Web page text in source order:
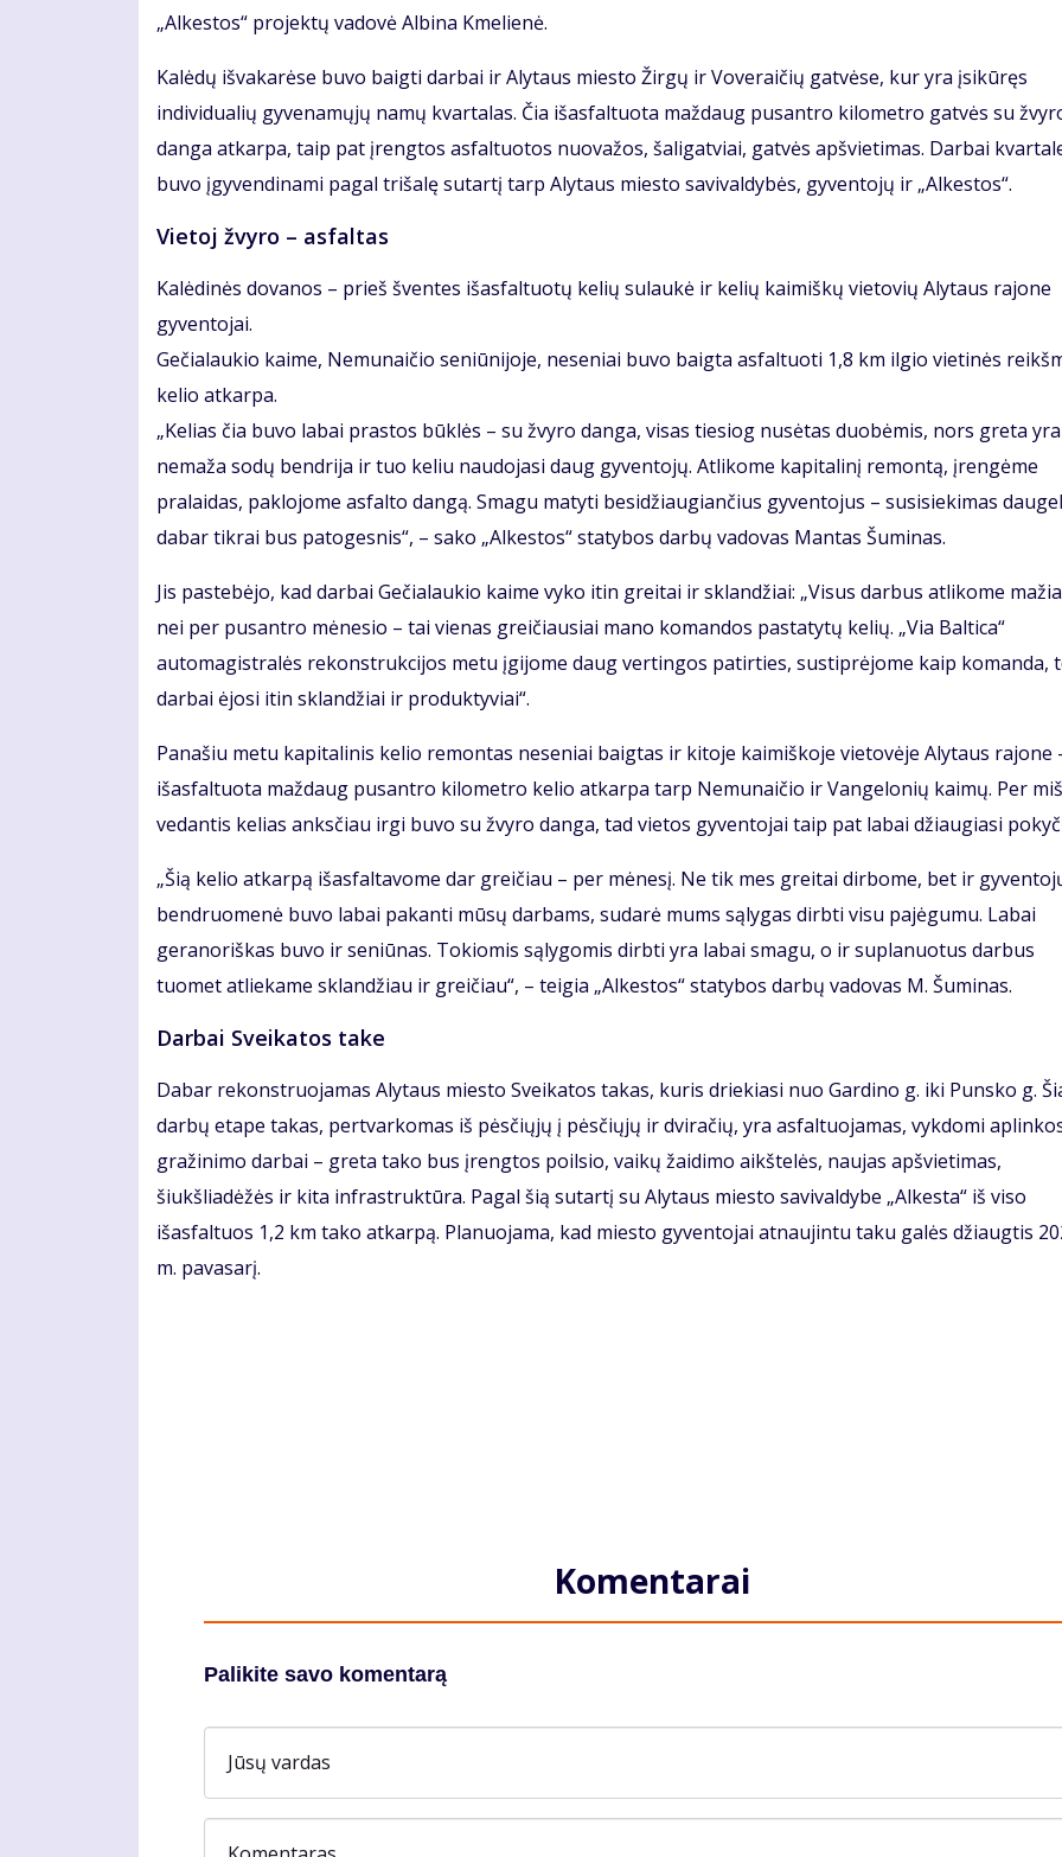
„Alkestos“ projektų vadovė Albina Kmelienė.
Kalėdų išvakarėse buvo baigti darbai ir Alytaus miesto Žirgų ir Voveraičių gatvėse, kur yra įsikūręs
individualių gyvenamųjų namų kvartalas. Čia išasfaltuota maždaug pusantro kilometro gatvės su
danga atkarpa, taip pat įrengtos asfaltuotos nuovažos, šaligatviai, gatvės apšvietimas. Darbai
buvo įgyvendinami pagal trišalę sutartį tarp Alytaus miesto savivaldybės, gyventojų ir „Alkestos“.
Vietoj žvyro – asfaltas
Kalėdinės dovanos – prieš šventes išasfaltuotų kelių sulaukė ir kelių kaimiškų vietovių Alytaus rajone
gyventojai.
Gečialaukio kaime, Nemunaičio seniūnijoje, neseniai buvo baigta asfaltuoti 1,8 km ilgio vietinės
kelio atkarpa.
„Kelias čia buvo labai prastos būklės – su žvyro danga, visas tiesiog nusėtas duobėmis, nors greta yra
nemaža sodų bendrija ir tuo keliu naudojasi daug gyventojų. Atlikome kapitalinį remontą, įrengėme
pralaidas, paklojome asfalto dangą. Smagu matyti besidžiaugiančius gyventojus – susisiekimas
dabar tikrai bus patogesnis“, – sako „Alkestos“ statybos darbų vadovas Mantas Šuminas.
Jis pastebėjo, kad darbai Gečialaukio kaime vyko itin greitai ir sklandžiai: „Visus darbus atlikome
nei per pusantro mėnesio – tai vienas greičiausiai mano komandos pastatytų kelių. „Via Baltica“
automagistralės rekonstrukcijos metu įgijome daug vertingos patirties, sustiprėjome kaip komanda,
darbai ėjosi itin sklandžiai ir produktyviai“.
Panašiu metu kapitalinis kelio remontas neseniai baigtas ir kitoje kaimiškoje vietovėje Alytaus rajone
išasfaltuota maždaug pusantro kilometro kelio atkarpa tarp Nemunaičio ir Vangelonių kaimų. Per
vedantis kelias anksčiau irgi buvo su žvyro danga, tad vietos gyventojai taip pat labai džiaugiasi
„Šią kelio atkarpą išasfaltavome dar greičiau – per mėnesį. Ne tik mes greitai dirbome, bet ir
bendruomenė buvo labai pakanti mūsų darbams, sudarė mums sąlygas dirbti visu pajėgumu. Labai
geranoriškas buvo ir seniūnas. Tokiomis sąlygomis dirbti yra labai smagu, o ir suplanuotus darbus
tuomet atliekame sklandžiau ir greičiau“, – teigia „Alkestos“ statybos darbų vadovas M. Šuminas.
Darbai Sveikatos take
Dabar rekonstruojamas Alytaus miesto Sveikatos takas, kuris driekiasi nuo Gardino g. iki Punsko g.
darbų etape takas, pertvarkomas iš pėsčiųjų į pėsčiųjų ir dviračių, yra asfaltuojamas, vykdomi
gražinimo darbai – greta tako bus įrengtos poilsio, vaikų žaidimo aikštelės, naujas apšvietimas,
šiukšliadėžės ir kita infrastruktūra. Pagal šią sutartį su Alytaus miesto savivaldybe „Alkesta“ iš viso
išasfaltuos 1,2 km tako atkarpą. Planuojama, kad miesto gyventojai atnaujintu taku galės džiaugtis
m. pavasarį.
Komentarai
Palikite savo komentarą
Jūsų vardas